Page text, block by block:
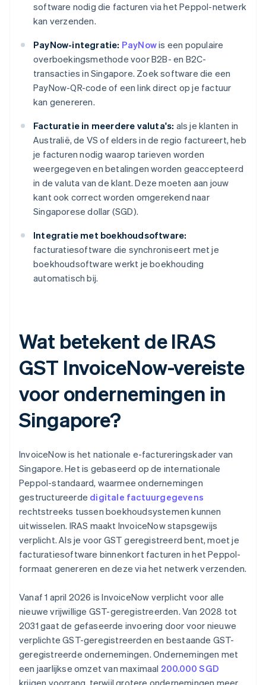
software nodig die facturen via het Peppol-netwerk
kan verzenden.
PayNow-integratie: PayNowis een populaire
overboekingsmethode voor B2B- en B2C-
transacties in Singapore. Zoek software die een
PayNow-QR-code of een link direct op je factuur
kan genereren.
Facturatie in meerdere valuta's: als je klanten in
Australië, de VS of elders in de regio factureert, heb
je facturen nodig waarop tarieven worden
weergegeven en betalingen worden geaccepteerd
in de valuta van de klant. Deze moeten aan jouw
kant ook correct worden omgerekend naar
Singaporese dollar (SGD).
Integratie met boekhoudsoftware:
facturatiesoftware die synchroniseert met je
boekhoudsoftware werkt je boekhouding
automatisch bij.
Wat betekent de IRAS
GST InvoiceNow-vereiste
voor ondernemingen in
Singapore?
InvoiceNow is het nationale e-factureringskader van
Singapore. Het is gebaseerd op de internationale
Peppol-standaard, waarmee ondernemingen
gestructureerde digitale factuurgegevens
rechtstreeks tussen boekhoudsystemen kunnen
uitwisselen. IRAS maakt InvoiceNow stapsgewijs
verplicht. Als je voor GST geregistreerd bent, moet je
facturatiesoftware binnenkort facturen in het Peppol-
formaat genereren en deze via het netwerk verzenden.
Vanaf 1 april 2026 is InvoiceNow verplicht voor alle
nieuwe vrijwillige GST-geregistreerden. Van 2028 tot
2031 gaat de gefaseerde invoering door voor nieuwe
verplichte GST-geregistreerden en bestaande GST-
geregistreerde ondernemingen. Ondernemingen met
een jaarlijkse omzet van maximaal 200.000 SGD